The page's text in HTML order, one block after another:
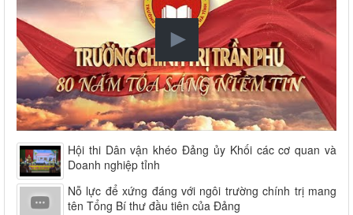
Hội thi Dân vận khéo Đảng ủy Khối các cơ quan và
Doanh nghiệp tỉnh
Nỗ lực để xứng đáng với ngôi trường chính trị mang
tên Tổng Bí thư đầu tiên của Đảng